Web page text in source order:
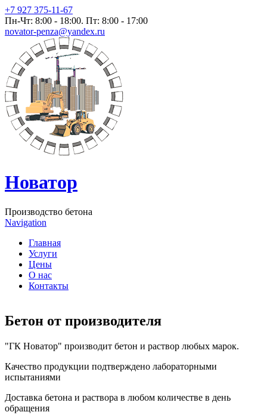
Перейти к основному содержанию
+7 927 375-11-67
Пн-Чт: 8:00 - 18:00. Пт: 8:00 - 17:00
novator-penza@yandex.ru
Новатор
Производство бетона
Navigation
Главная
Услуги
Цены
О нас
Контакты
Бетон от производителя
"ГК Новатор" производит бетон и раствор любых марок.
Качество продукции подтверждено лабораторными
испытаниями
Доставка бетона и раствора в любом количестве в день
обращения